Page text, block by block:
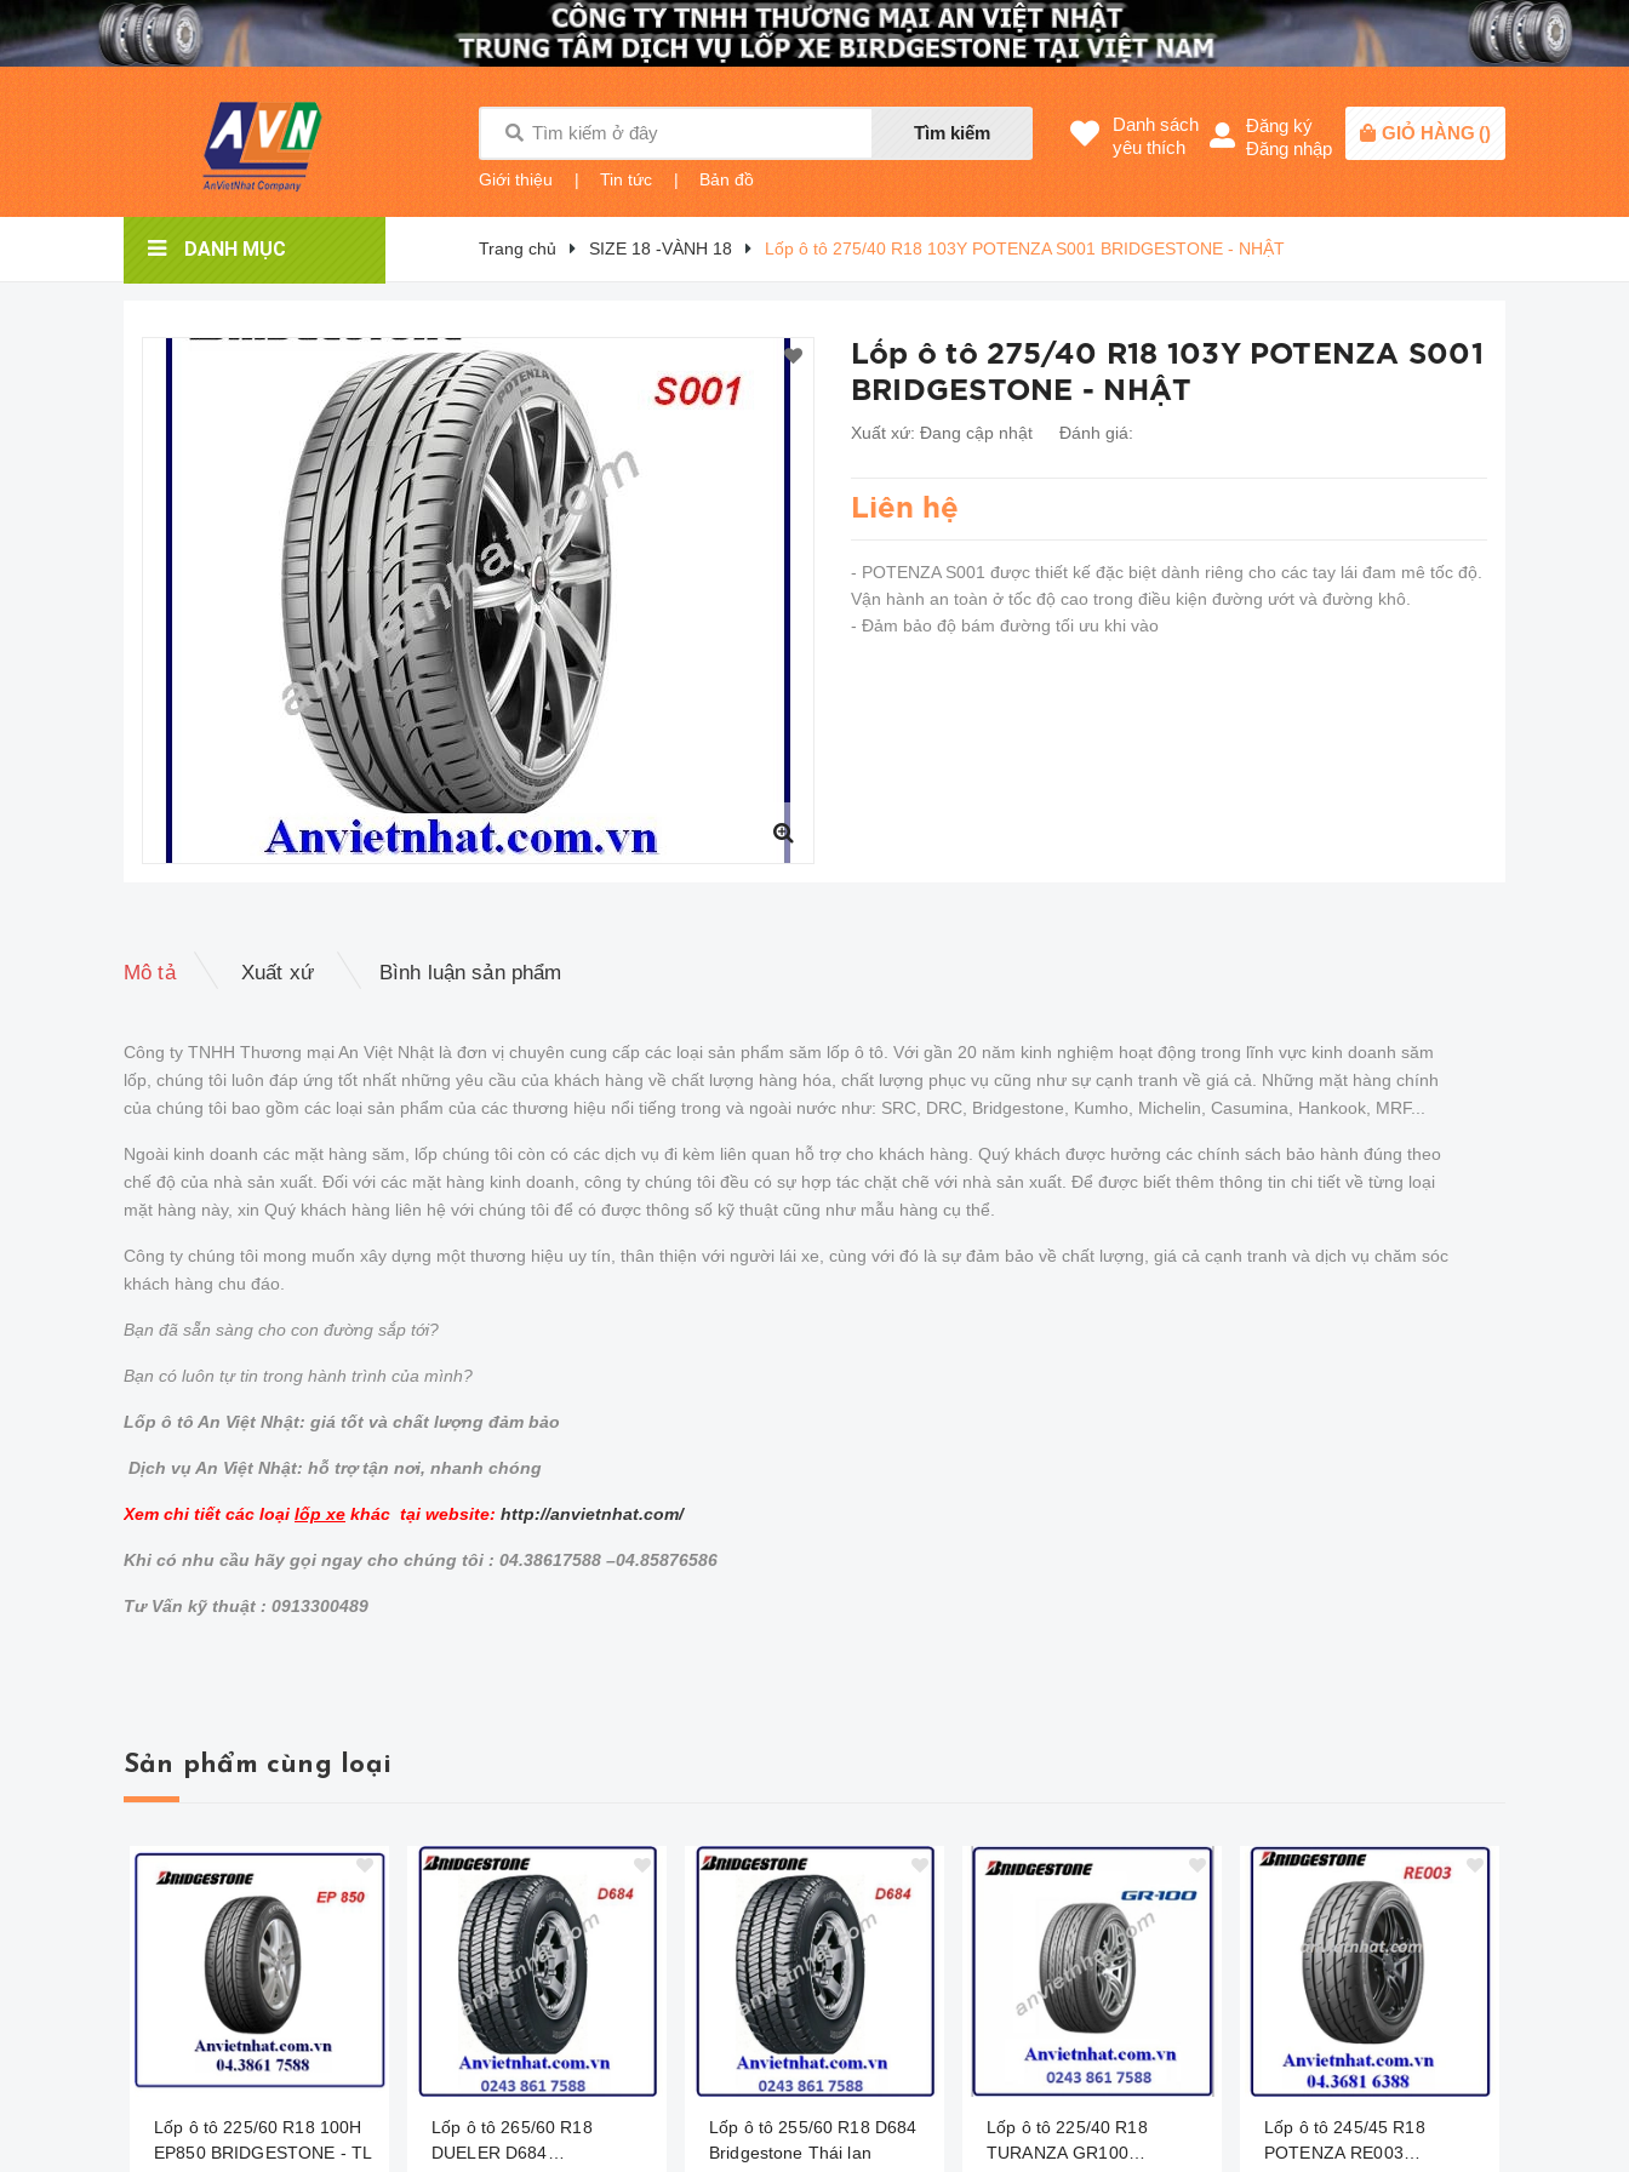
Tìm kiếm
Giới thiệu | Tin tức | Bản đồ
Danh sách
yêu thích
Đăng ký
Đăng nhập
GIỎ HÀNG ()
DANH MỤC Trang chủ SIZE 18 -VÀNH 18 Lốp ô tô 275/40 R18 103Y POTENZA S001 BRIDGESTONE - NHẬT
Lốp ô tô 275/40 R18 103Y POTENZA S001
BRIDGESTONE - NHẬT
Xuất xứ: Đang cập nhật Đánh giá:
Liên hệ
- POTENZA S001 được thiết kế đặc biệt dành riêng cho các tay lái đam mê tốc độ.
Vận hành an toàn ở tốc độ cao trong điều kiện đường ướt và đường khô.
- Đảm bảo độ bám đường tối ưu khi vào
Mô tả Xuất xứ Bình luận sản phẩm
Công ty TNHH Thương mại An Việt Nhật là đơn vị chuyên cung cấp các loại sản phẩm săm lốp ô tô. Với gần 20 năm kinh nghiệm hoạt động trong lĩnh vực kinh doanh săm
lốp, chúng tôi luôn đáp ứng tốt nhất những yêu cầu của khách hàng về chất lượng hàng hóa, chất lượng phục vụ cũng như sự cạnh tranh về giá cả. Những mặt hàng chính
của chúng tôi bao gồm các loại sản phẩm của các thương hiệu nổi tiếng trong và ngoài nước như: SRC, DRC, Bridgestone, Kumho, Michelin, Casumina, Hankook, MRF...
Ngoài kinh doanh các mặt hàng săm, lốp chúng tôi còn có các dịch vụ đi kèm liên quan hỗ trợ cho khách hàng. Quý khách được hưởng các chính sách bảo hành đúng theo
chế độ của nhà sản xuất. Đối với các mặt hàng kinh doanh, công ty chúng tôi đều có sự hợp tác chặt chẽ với nhà sản xuất. Để được biết thêm thông tin chi tiết về từng loại
mặt hàng này, xin Quý khách hàng liên hệ với chúng tôi để có được thông số kỹ thuật cũng như mẫu hàng cụ thể.
Công ty chúng tôi mong muốn xây dựng một thương hiệu uy tín, thân thiện với người lái xe, cùng với đó là sự đảm bảo về chất lượng, giá cả cạnh tranh và dịch vụ chăm sóc
khách hàng chu đáo.
Bạn đã sẵn sàng cho con đường sắp tới?
Bạn có luôn tự tin trong hành trình của mình?
Lốp ô tô An Việt Nhật: giá tốt và chất lượng đảm bảo
Dịch vụ An Việt Nhật: hỗ trợ tận nơi, nhanh chóng
Xem chi tiết các loại lốp xe khác tại website: http://anvietnhat.com/
Khi có nhu cầu hãy gọi ngay cho chúng tôi : 04.38617588 –04.85876586
Tư Vấn kỹ thuật : 0913300489
Sản phẩm cùng loại
Lốp ô tô 225/60 R18 100H
EP850 BRIDGESTONE - TL
Lốp ô tô 265/60 R18
DUELER D684
Lốp ô tô 255/60 R18 D684
Bridgestone Thái lan
Lốp ô tô 225/40 R18
TURANZA GR100
Lốp ô tô 245/45 R18
POTENZA RE003